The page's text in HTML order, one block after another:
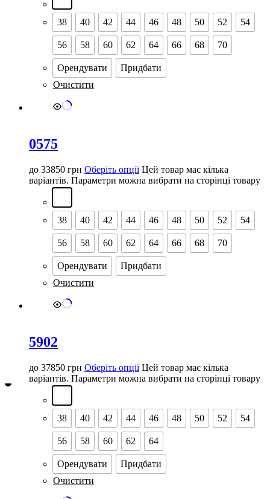
38 40 42 44 46 48 50 52 54
56 58 60 62 64 66 68 70
Орендувати
Придбати
Очистити
0575
до 33850 грн Оберіть опції Цей товар має кілька
варіантів. Параметри можна вибрати на сторінці товару
38 40 42 44 46 48 50 52 54
56 58 60 62 64 66 68 70
Орендувати
Придбати
Очистити
5902
до 37850 грн Оберіть опції Цей товар має кілька
варіантів. Параметри можна вибрати на сторінці товару
38 40 42 44 46 48 50 52 54
56 58 60 62 64
Орендувати
Придбати
Очистити